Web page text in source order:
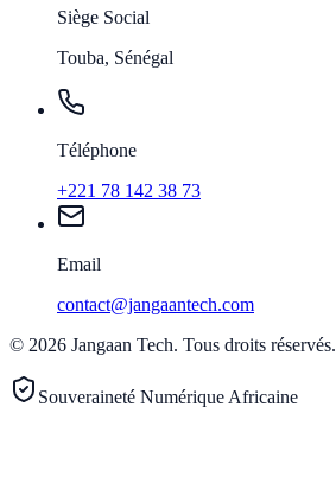
Siège Social
Touba, Sénégal
Téléphone
+221 78 142 38 73
Email
contact@jangaantech.com
© 2026 Jangaan Tech. Tous droits réservés.
Souveraineté Numérique Africaine